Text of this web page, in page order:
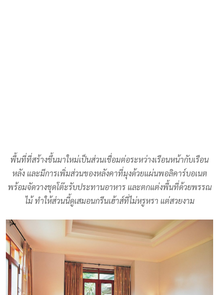
พื้นที่ที่สร้างขึ้นมาใหม่เป็นส่วนเชื่อมต่อระหว่างเรือนหน้ากับเรือน
หลัง และมีการเพิ่มส่วนของหลังคาที่มุงด้วยแผ่นพอลิคาร์บอเนต
พร้อมจัดวางชุดโต๊ะรับประทานอาหาร และตกแต่งพื้นที่ด้วยพรรณ
ไม้ ทำให้ส่วนนี้ดูเสมอนกรีนเฮ้าส์ที่ไม่หรูหรา แต่สวยงาม